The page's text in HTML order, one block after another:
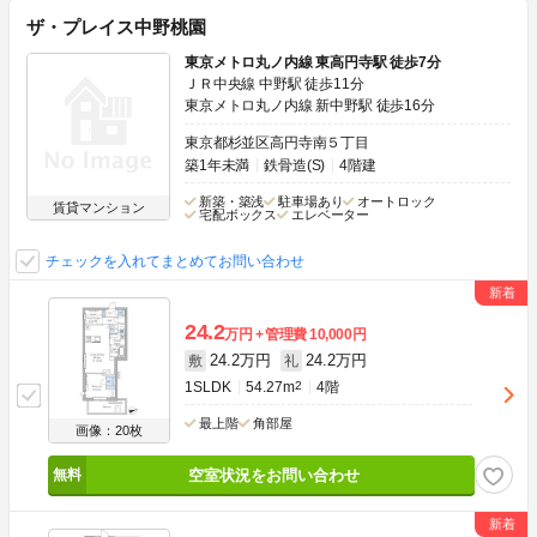
ザ・プレイス中野桃園
賃貸マンション
東京メトロ丸ノ内線 東高円寺駅 徒歩7分
ＪＲ中央線 中野駅 徒歩11分
東京メトロ丸ノ内線 新中野駅 徒歩16分
東京都杉並区高円寺南５丁目
築1年未満
鉄骨造(S) 4階建
新築・築浅 駐車場あり
オートロック
宅配ボックス
エレベーター
チェックを入れてまとめてお問い合わせ
画像：20枚
24.2万円 管理費10,000円
敷 24.2万円 礼 24.2万円
1SLDK 54.27m2 4階
最上階 角部屋
空室状況をお問い合わせ